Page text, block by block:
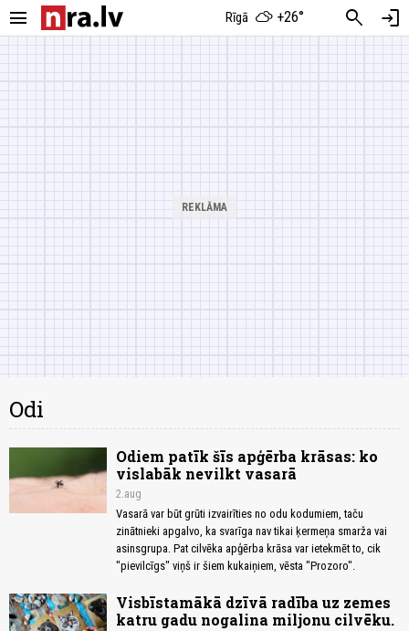
menu Rīgā +26° search login
Odi
Odiem patīk šīs apģērba krāsas: ko
vislabāk nevilkt vasarā
2.aug
Vasarā var būt grūti izvairīties no odu kodumiem, taču
zinātnieki apgalvo, ka svarīga nav tikai ķermeņa smarža vai
asinsgrupa. Pat cilvēka apģērba krāsa var ietekmēt to, cik
"pievilcīgs" viņš ir šiem kukaiņiem, vēsta "Prozoro".
Visbīstamākā dzīvā radība uz zemes
katru gadu nogalina miljonu cilvēku.